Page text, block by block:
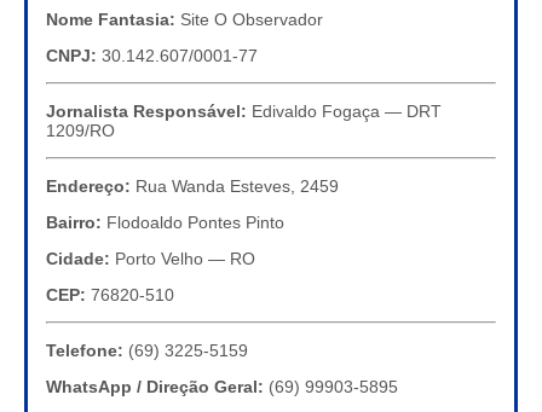
Nome Fantasia: Site O Observador
CNPJ: 30.142.607/0001-77
Jornalista Responsável: Edivaldo Fogaça — DRT
1209/RO
Endereço: Rua Wanda Esteves, 2459
Bairro: Flodoaldo Pontes Pinto
Cidade: Porto Velho — RO
CEP: 76820-510
Telefone: (69) 3225-5159
WhatsApp / Direção Geral: (69) 99903-5895